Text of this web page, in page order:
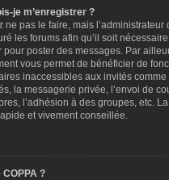
je m’enregistrer ?
ne pas le faire, mais l’administrateur
les forums afin qu’il soit
pour poster des messages. Par
vous permet de bénéficier de
inaccessibles aux invités comme
la messagerie privée, l’envoi de
l’adhésion à des groupes, etc.
et vivement conseillée.
?